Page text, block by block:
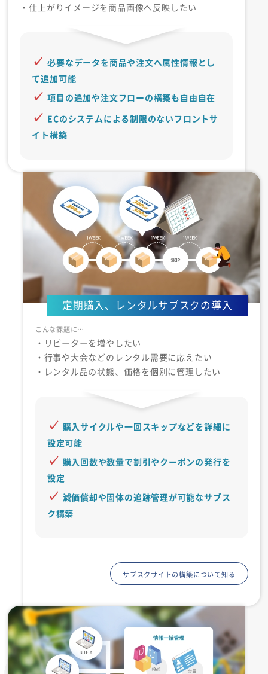
・仕上がりイメージを商品画像へ反映したい
必要なデータを商品や注文へ属性情報とし
て追加可能
項目の追加や注文フローの構築も自由自在
ECのシステムによる制限のないフロントサ
イト構築
定期購入、レンタルサブスクの導入
・リピーターを増やしたい
・行事や大会などのレンタル需要に応えたい
・レンタル品の状態、価格を個別に管理したい
購入サイクルや一回スキップなどを詳細に
設定可能
購入回数や数量で割引やクーポンの発行を
設定
減価償却や固体の追跡管理が可能なサブス
ク構築
サブスクサイトの構築について知る